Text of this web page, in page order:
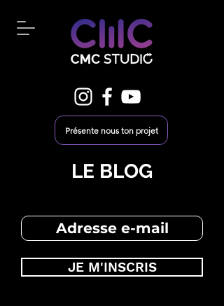
Présente nous ton projet
LE BLOG
JE M'INSCRIS